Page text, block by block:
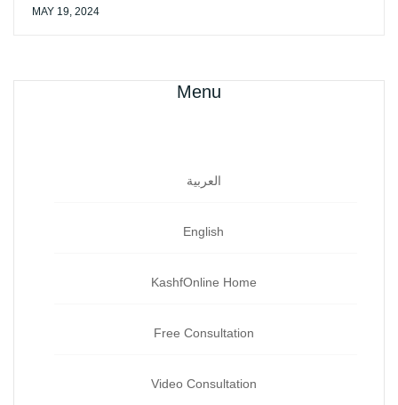
MAY 19, 2024
Menu
العربية
English
KashfOnline Home
Free Consultation
Video Consultation